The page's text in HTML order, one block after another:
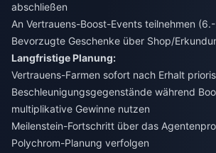
abschließen
An Vertrauens-Boost-Events teilnehmen
Bevorzugte Geschenke über Shop/
Langfristige Planung:
Vertrauens-Farmen sofort nach Erhalt
Beschleunigungsgegenstände während
multiplikative Gewinne nutzen
Meilenstein-Fortschritt über das
Polychrom-Planung verfolgen